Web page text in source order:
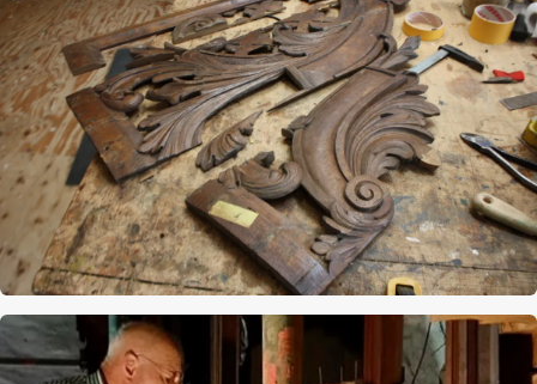
Afbeelding